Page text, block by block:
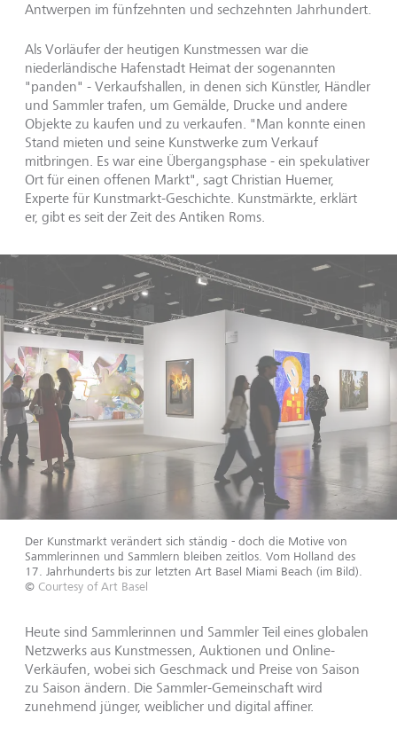
Antwerpen im fünfzehnten und sechzehnten Jahrhundert.
Als Vorläufer der heutigen Kunstmessen war die
niederländische Hafenstadt Heimat der sogenannten
"panden" - Verkaufshallen, in denen sich Künstler, Händler
und Sammler trafen, um Gemälde, Drucke und andere
Objekte zu kaufen und zu verkaufen. "Man konnte einen
Stand mieten und seine Kunstwerke zum Verkauf
mitbringen. Es war eine Übergangsphase - ein spekulativer
Ort für einen offenen Markt", sagt Christian Huemer,
Experte für Kunstmarkt-Geschichte. Kunstmärkte, erklärt
er, gibt es seit der Zeit des Antiken Roms.
Der Kunstmarkt verändert sich ständig - doch die Motive von
Sammlerinnen und Sammlern bleiben zeitlos. Vom Holland des
17. Jahrhunderts bis zur letzten Art Basel Miami Beach (im Bild).
© Courtesy of Art Basel
Heute sind Sammlerinnen und Sammler Teil eines globalen
Netzwerks aus Kunstmessen, Auktionen und Online-
Verkäufen, wobei sich Geschmack und Preise von Saison
zu Saison ändern. Die Sammler-Gemeinschaft wird
zunehmend jünger, weiblicher und digital affiner.